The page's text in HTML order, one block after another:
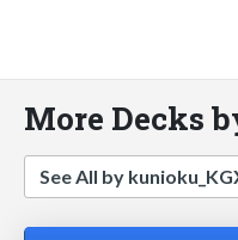
More Decks
See All by